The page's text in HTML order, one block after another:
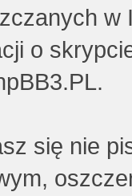
w
o
.
się nie